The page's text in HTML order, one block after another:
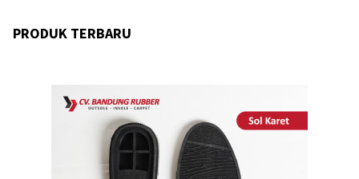
PRODUK TERBARU